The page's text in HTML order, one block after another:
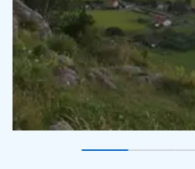
Gå till bildkort1
Gå till